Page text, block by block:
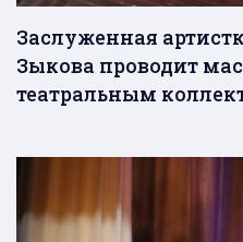
Заслуженная
Зыкова проводит
театральным